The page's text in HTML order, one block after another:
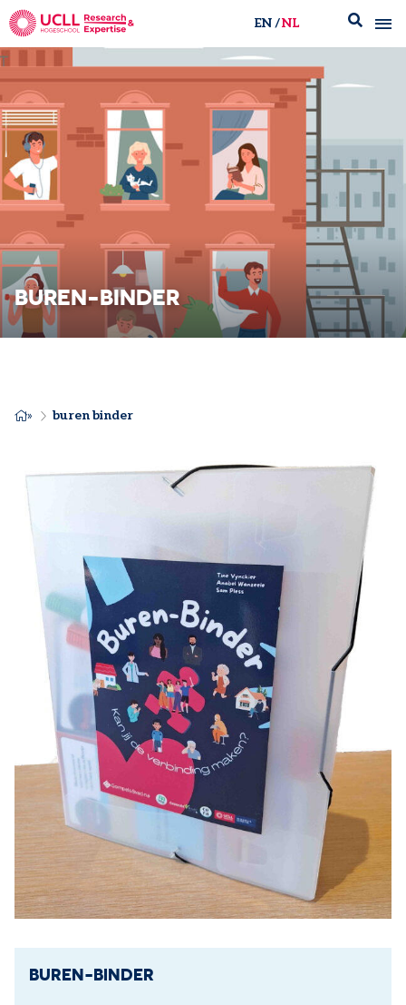
UCLL Research & Expertise
EN NL
BUREN-BINDER
KRUIMELPAD
buren binder
BUREN-BINDER